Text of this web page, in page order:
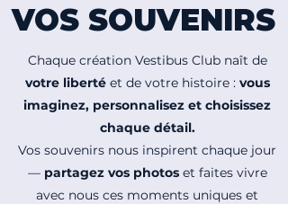
VOS SOUVENIRS
Chaque création Vestibus Club naît de
votre libertéet de votre histoire : vous
imaginez, personnalisez et choisissez
chaque détail.
Vos souvenirs nous inspirent chaque jour
— partagez vos photoset faites vivre
avec nous ces moments uniques et